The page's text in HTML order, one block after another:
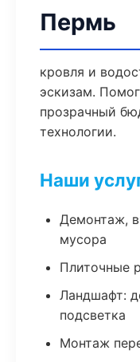
Пермь
кровля и
эскизам.
прозрачный
технологии.
Наши
Демонтаж,
мусора
Плиточные
Ландшафт:
подсветка
Монтаж